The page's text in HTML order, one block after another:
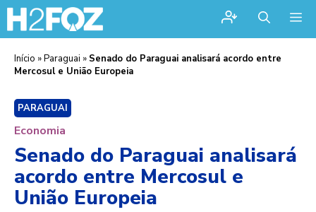
Início »Paraguai » Senado do Paraguai analisará acordo entre
Mercosul e União Europeia
PARAGUAI
Economia
Senado do Paraguai analisará
acordo entre Mercosul e
União Europeia